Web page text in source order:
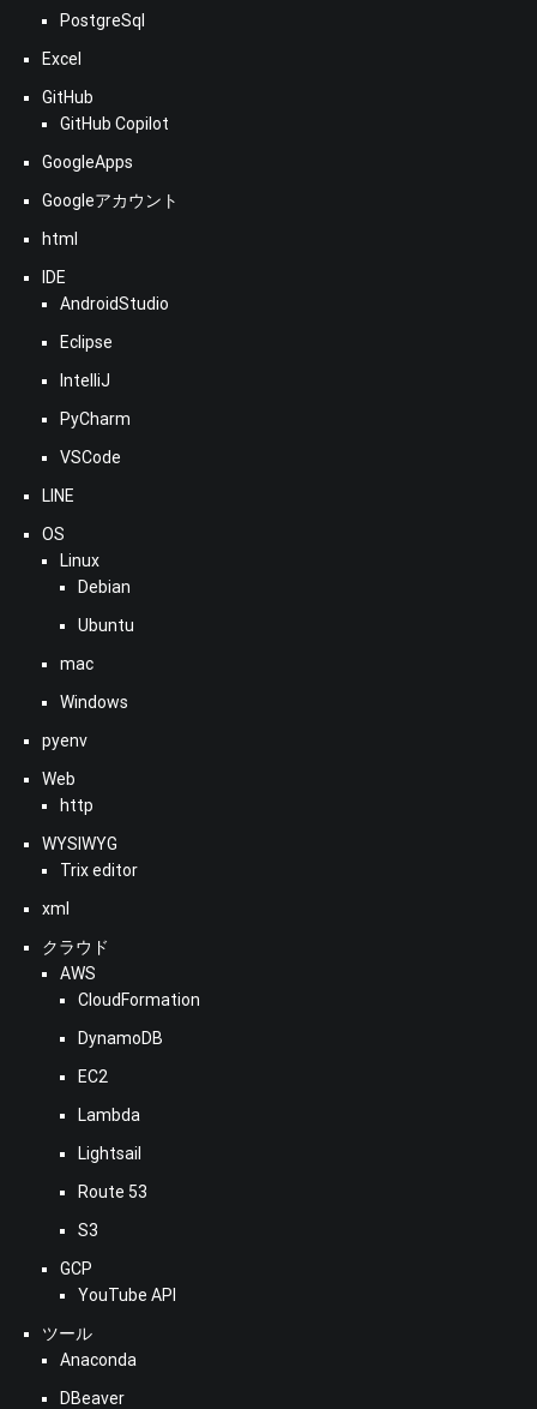
PostgreSql
Excel
GitHub
GitHub Copilot
GoogleApps
Googleアカウント
html
IDE
AndroidStudio
Eclipse
IntelliJ
PyCharm
VSCode
LINE
OS
Linux
Debian
Ubuntu
mac
Windows
pyenv
Web
http
WYSIWYG
Trix editor
xml
クラウド
AWS
CloudFormation
DynamoDB
EC2
Lambda
Lightsail
Route 53
S3
GCP
YouTube API
ツール
Anaconda
DBeaver